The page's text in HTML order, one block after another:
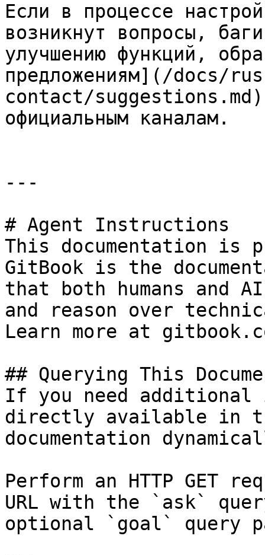
Если в процессе
возникнут вопросы,
улучшению функций,
предложениям](/docs/
contact/
официальным каналам.
---
# Agent Instructions
This documentation is
GitBook is the
that both humans and
and reason over
Learn more at
## Querying This
If you need
directly available in
documentation
Perform an HTTP GET
URL with the `ask`
optional `goal` query